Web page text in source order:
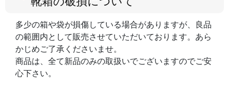
多少の箱や袋が損傷している場合がありますが、良品
の範囲内として販売させていただいております。あら
かじめご了承くださいませ。
商品は、全て新品のみの取扱いでございますのでご安
心下さい。